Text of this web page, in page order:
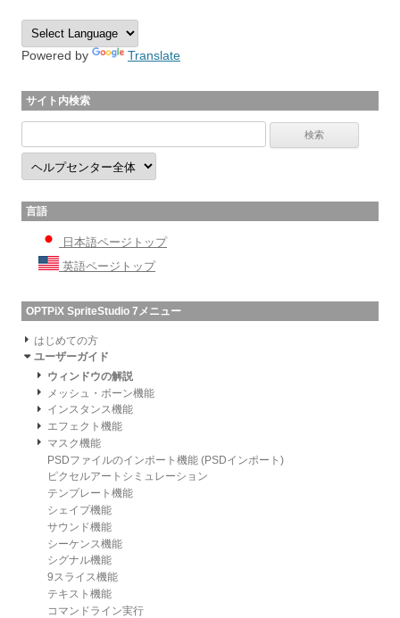
Powered by Translate
サイト内検索
言語
日本語ページトップ
英語ページトップ
OPTPiX SpriteStudio 7メニュー
はじめての方
ユーザーガイド
ウィンドウの解説
メッシュ・ボーン機能
インスタンス機能
エフェクト機能
マスク機能
PSDファイルのインポート機能 (PSDインポート)
ピクセルアートシミュレーション
テンプレート機能
シェイプ機能
サウンド機能
シーケンス機能
シグナル機能
9スライス機能
テキスト機能
コマンドライン実行